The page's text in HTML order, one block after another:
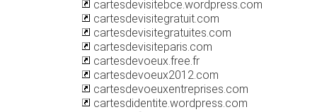
cartesdevisitebce.wordpress.com
cartesdevisitegratuit.com
cartesdevisitegratuites.com
cartesdevisiteparis.com
cartesdevoeux.free.fr
cartesdevoeux2012.com
cartesdevoeuxentreprises.com
cartesdidentite.wordpress.com